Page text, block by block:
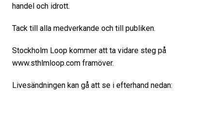
handel och idrott.
Tack till alla medverkande och till publiken.
Stockholm Loop kommer att ta vidare steg på
www.sthlmloop.com framöver.
Livesändningen kan gå att se i efterhand nedan: